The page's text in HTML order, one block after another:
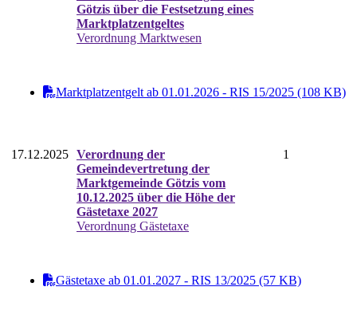
Götzis über die Festsetzung eines
Marktplatzentgeltes
Verordnung Marktwesen
Marktplatzentgelt ab 01.01.2026 - RIS 15/2025 (108 KB)
17.12.2025 Verordnung der
Gemeindevertretung der
Marktgemeinde Götzis vom
10.12.2025 über die Höhe der
Gästetaxe 2027
Verordnung Gästetaxe
1
Gästetaxe ab 01.01.2027 - RIS 13/2025 (57 KB)